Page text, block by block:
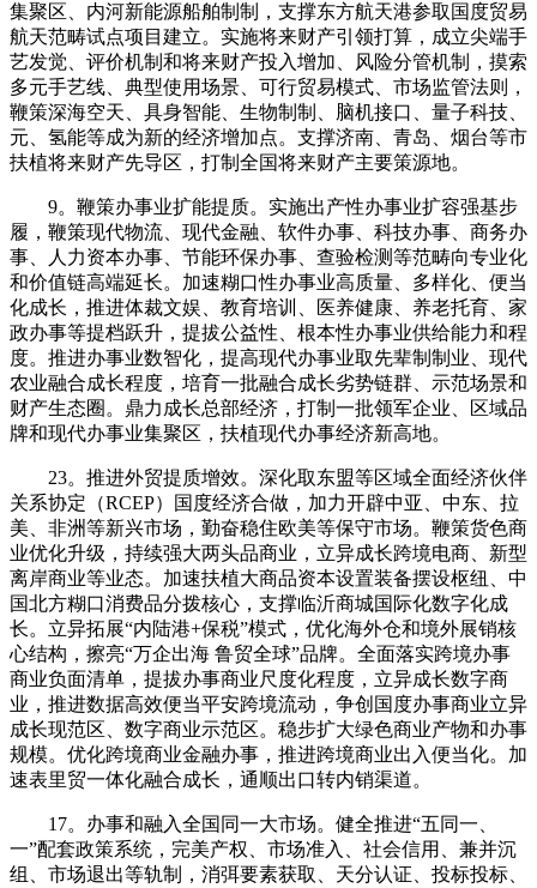
集聚区、内河新能源船舶制制，支撑东方航天港参取国度贸易
航天范畴试点项目建立。实施将来财产引领打算，成立尖端手
艺发觉、评价机制和将来财产投入增加、风险分管机制，摸索
多元手艺线、典型使用场景、可行贸易模式、市场监管法则，
鞭策深海空天、具身智能、生物制制、脑机接口、量子科技、
元、氢能等成为新的经济增加点。支撑济南、青岛、烟台等市
扶植将来财产先导区，打制全国将来财产主要策源地。
9。鞭策办事业扩能提质。实施出产性办事业扩容强基步
履，鞭策现代物流、现代金融、软件办事、科技办事、商务办
事、人力资本办事、节能环保办事、查验检测等范畴向专业化
和价值链高端延长。加速糊口性办事业高质量、多样化、便当
化成长，推进体裁文娱、教育培训、医养健康、养老托育、家
政办事等提档跃升，提拔公益性、根本性办事业供给能力和程
度。推进办事业数智化，提高现代办事业取先辈制制业、现代
农业融合成长程度，培育一批融合成长劣势链群、示范场景和
财产生态圈。鼎力成长总部经济，打制一批领军企业、区域品
牌和现代办事业集聚区，扶植现代办事经济新高地。
23。推进外贸提质增效。深化取东盟等区域全面经济伙伴
关系协定（RCEP）国度经济合做，加力开辟中亚、中东、拉
美、非洲等新兴市场，勤奋稳住欧美等保守市场。鞭策货色商
业优化升级，持续强大两头品商业，立异成长跨境电商、新型
离岸商业等业态。加速扶植大商品资本设置装备摆设枢纽、中
国北方糊口消费品分拨核心，支撑临沂商城国际化数字化成
长。立异拓展“内陆港+保税”模式，优化海外仓和境外展销核
心结构，擦亮“万企出海 鲁贸全球”品牌。全面落实跨境办事
商业负面清单，提拔办事商业尺度化程度，立异成长数字商
业，推进数据高效便当平安跨境流动，争创国度办事商业立异
成长现范区、数字商业示范区。稳步扩大绿色商业产物和办事
规模。优化跨境商业金融办事，推进跨境商业出入便当化。加
速表里贸一体化融合成长，通顺出口转内销渠道。
17。办事和融入全国同一大市场。健全推进“五同一、
一”配套政策系统，完美产权、市场准入、社会信用、兼并沉
组、市场退出等轨制，消弭要素获取、天分认证、投标投标、